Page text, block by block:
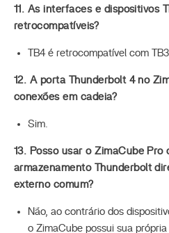
11. As interfaces e dispositivos
retrocompatíveis?
TB4 é retrocompatível com TB3.
12. A porta Thunderbolt 4 no
conexões em cadeia?
Sim.
13. Posso usar o ZimaCube Pro
armazenamento Thunderbolt
externo comum?
Não, ao contrário dos
o ZimaCube possui sua